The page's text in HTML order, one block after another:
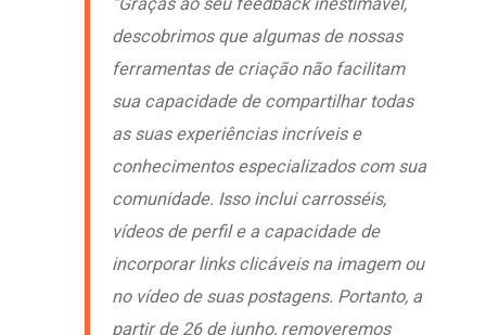
descobrimos que algumas de nossas
ferramentas de criação não facilitam
sua capacidade de compartilhar todas
as suas experiências incríveis e
conhecimentos especializados com sua
comunidade. Isso inclui carrosséis,
vídeos de perfil e a capacidade de
incorporar links clicáveis ​​na imagem ou
no vídeo de suas postagens. Portanto, a
partir de 26 de junho, removeremos